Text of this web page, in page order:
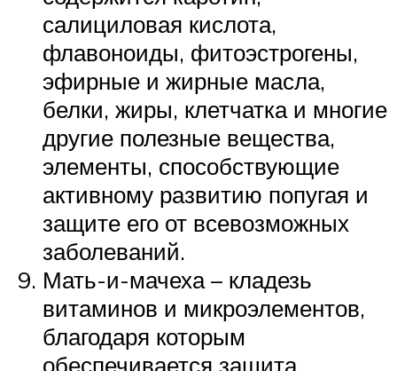
салициловая кислота,
флавоноиды, фитоэстрогены,
эфирные и жирные масла,
белки, жиры, клетчатка и многие
другие полезные вещества,
элементы, способствующие
активному развитию попугая и
защите его от всевозможных
заболеваний.
Мать-и-мачеха – кладезь
витаминов и микроэлементов,
благодаря которым
обеспечивается защита